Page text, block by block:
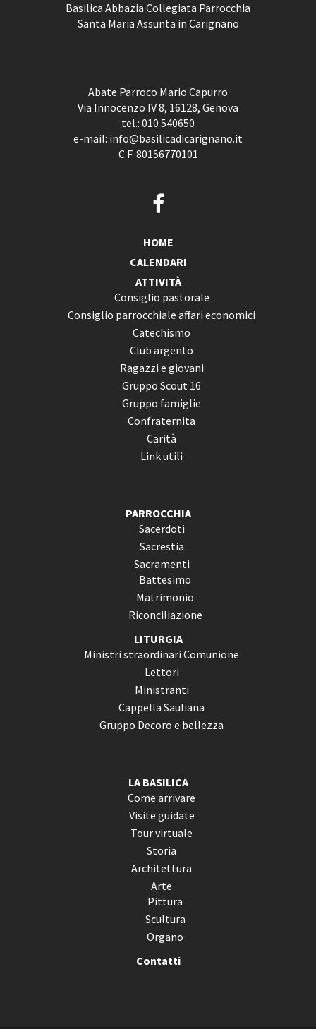
Basilica Abbazia Collegiata Parrocchia
Santa Maria Assunta in Carignano
Abate Parroco Mario Capurro
Via Innocenzo IV 8, 16128, Genova
tel.: 010 540650
e-mail: info@basilicadicarignano.it
C.F. 80156770101
HOME
CALENDARI
ATTIVITÀ
Consiglio pastorale
Consiglio parrocchiale affari economici
Catechismo
Club argento
Ragazzi e giovani
Gruppo Scout 16
Gruppo famiglie
Confraternita
Carità
Link utili
PARROCCHIA
Sacerdoti
Sacrestia
Sacramenti
Battesimo
Matrimonio
Riconciliazione
LITURGIA
Ministri straordinari Comunione
Lettori
Ministranti
Cappella Sauliana
Gruppo Decoro e bellezza
LA BASILICA
Come arrivare
Visite guidate
Tour virtuale
Storia
Architettura
Arte
Pittura
Scultura
Organo
Contatti